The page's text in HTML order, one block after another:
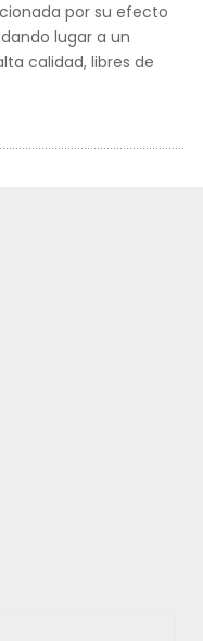
por su efecto
lugar a un
calidad, libres de